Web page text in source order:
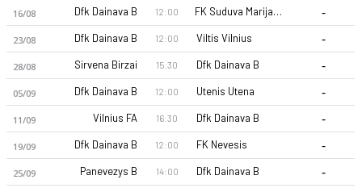
Dfk Dainava B 2026 sezonu | II Lyga'de 15. sırada, 6 puan.
16/08 Dfk Dainava B 12:00 FK Suduva Marijampole B -
23/08 Dfk Dainava B 12:00 Viltis Vilnius -
28/08 Sirvena Birzai 15:30 Dfk Dainava B -
05/09 Dfk Dainava B 12:00 Utenis Utena -
11/09 Vilnius FA 16:30 Dfk Dainava B -
19/09 Dfk Dainava B 12:00 FK Nevesis -
25/09 Panevezys B 14:00 Dfk Dainava B -